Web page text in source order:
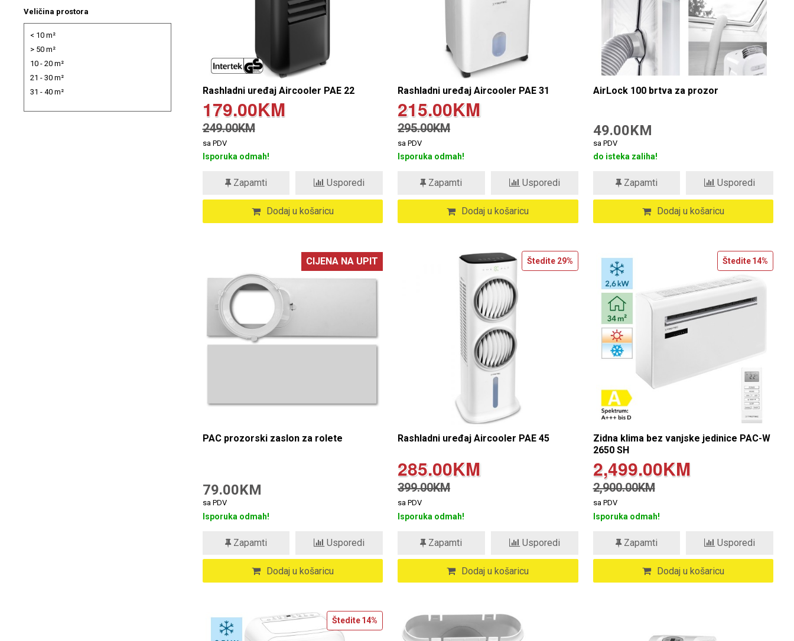
Veličina prostora
< 10 m²
> 50 m²
10 - 20 m²
21 - 30 m²
31 - 40 m²
Rashladni uređaj Aircooler PAE 22
179.00KM
249.00KM
sa PDV
Isporuka odmah!
Zapamti Usporedi
Dodaj u košaricu
Rashladni uređaj Aircooler PAE 31
215.00KM
295.00KM
sa PDV
Isporuka odmah!
Zapamti Usporedi
Dodaj u košaricu
AirLock 100 brtva za prozor
49.00KM
sa PDV
do isteka zaliha!
Zapamti Usporedi
Dodaj u košaricu
CIJENA NA UPIT
PAC prozorski zaslon za rolete
79.00KM
sa PDV
Isporuka odmah!
Zapamti Usporedi
Dodaj u košaricu
Štedite 29%
Rashladni uređaj Aircooler PAE 45
285.00KM
399.00KM
sa PDV
Isporuka odmah!
Zapamti Usporedi
Dodaj u košaricu
Štedite 14%
Zidna klima bez vanjske jedinice PAC-W
2650 SH
2,499.00KM
2,900.00KM
sa PDV
Isporuka odmah!
Zapamti Usporedi
Dodaj u košaricu
Štedite 14%